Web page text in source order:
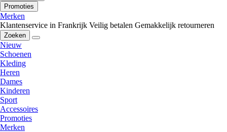
Promoties
Merken
Klantenservice in Frankrijk Veilig betalen Gemakkelijk retourneren
Zoeken
Nieuw
Schoenen
Kleding
Heren
Dames
Kinderen
Sport
Accessoires
Promoties
Merken